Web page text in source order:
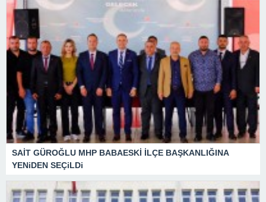
SAİT GÜROĞLU MHP BABAESKİ İLÇE BAŞKANLIĞINA
YENiDEN SEÇiLDi